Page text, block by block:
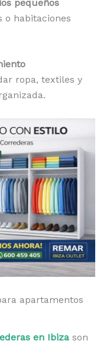
pequeños
o habitaciones
ropa, textiles y
apartamentos
en Ibizason